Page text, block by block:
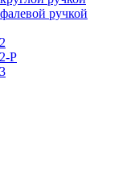
ручкой
P